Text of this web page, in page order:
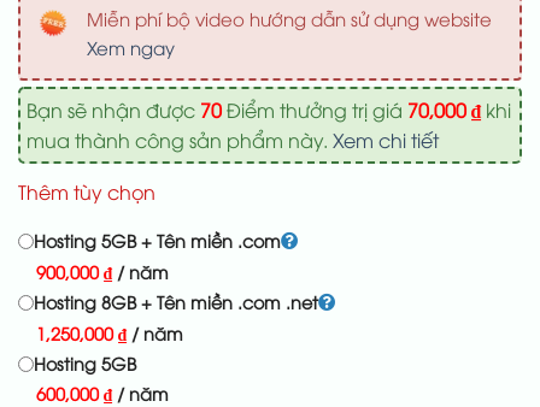
Miễn phí bộ video hướng dẫn sử dụng website
Xem ngay
Bạn sẽ nhận được 70Điểm thưởng trị giá 70,000₫khi
mua thành công sản phẩm này. Xem chi tiết
Thêm tùy chọn
Hosting 5GB + Tên miền .com
900,000₫ / năm
Hosting 8GB + Tên miền .com .net
1,250,000₫ / năm
Hosting 5GB
600,000₫ / năm